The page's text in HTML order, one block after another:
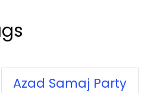
Azad Samaj Party